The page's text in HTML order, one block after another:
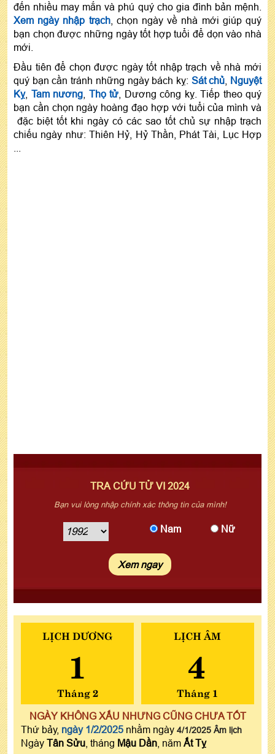
đến nhiều may mắn và phú quý cho gia đình bản mệnh.
Xem ngày nhập trạch, chọn ngày về nhà mới giúp quý
bạn chọn được những ngày tốt hợp tuổi để dọn vào nhà
mới.
Đầu tiên để chọn được ngày tốt nhập trạch về nhà mới
quý bạn cần tránh những ngày bách kỵ: Sát chủ Nguyệt
Kỵ, Tam nương Thọ tử , Dương công kỵ. Tiếp theo quý
bạn cần chọn ngày hoàng đạo hợp với tuổi của mình và
đặc biệt tốt khi ngày có các sao tốt chủ sự nhập trạch
chiếu ngày như: Thiên Hỷ, Hỷ Thần, Phát Tài, Lục Hợp
TRA CỨU TỬ VI 2024
Bạn vui lòng nhập chính xác thông tin của mình!
Nam Nữ
LỊCH DƯƠNG
1
Tháng 2
LỊCH ÂM
4
Tháng 1
NGÀY KHÔNG XẤU NHƯNG CŨNG CHƯA TỐT
Thứ bảy, ngày 1/2/2025 nhằm ngày 4/1/2025 Âm lịch
Ngày Tân Sửu , tháng Mậu Dần , năm Ất Tỵ